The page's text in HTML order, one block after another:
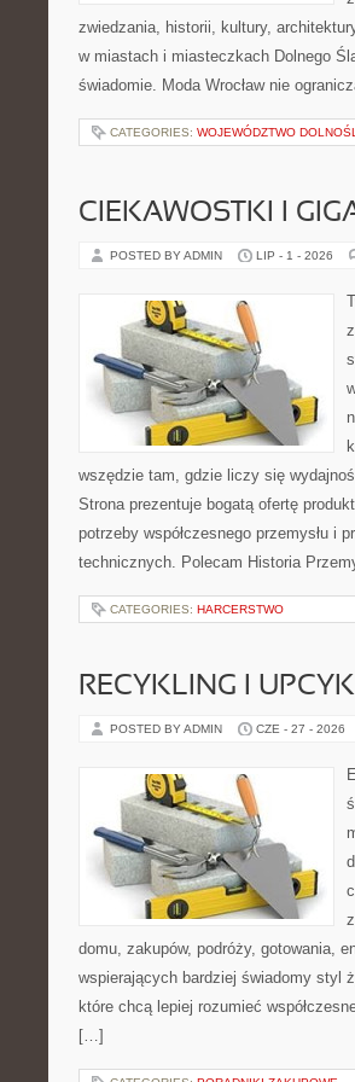
zwiedzania, historii, kultury,
w miastach i miasteczkach Dolnego
świadomie. Moda Wrocław nie
CATEGORIES: WOJEWÓDZTWO
CIEKAWOSTKI I
POSTED BY ADMIN LIP - 1 - 2026
wszędzie tam, gdzie liczy się
Strona prezentuje bogatą ofertę
potrzeby współczesnego przemysłu i
technicznych. Polecam Historia
CATEGORIES: HARCERSTWO
RECYKLING I
POSTED BY ADMIN CZE - 27 - 2026
domu, zakupów, podróży, gotowania,
wspierających bardziej świadomy styl
które chcą lepiej rozumieć
[…]